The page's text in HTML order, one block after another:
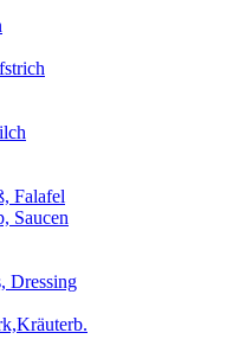
Falafel
Saucen
Dressing